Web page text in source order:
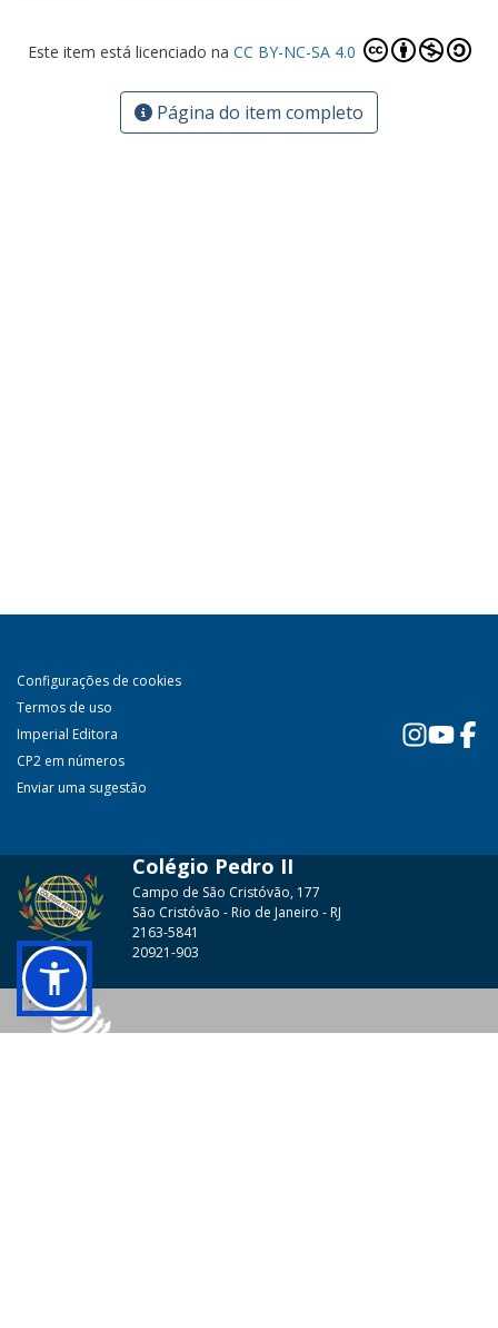
Este item está licenciado na CC BY-NC-SA 4.0
Página do item completo
Configurações de cookies
Termos de uso
Imperial Editora
CP2 em números
Enviar uma sugestão
Colégio Pedro II
Campo de São Cristóvão, 177
São Cristóvão - Rio de Janeiro - RJ
2163-5841
20921-903